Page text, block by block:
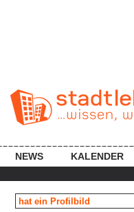
NEWS KALENDER